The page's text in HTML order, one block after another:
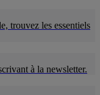
trouvez les essentiels
à la newsletter.